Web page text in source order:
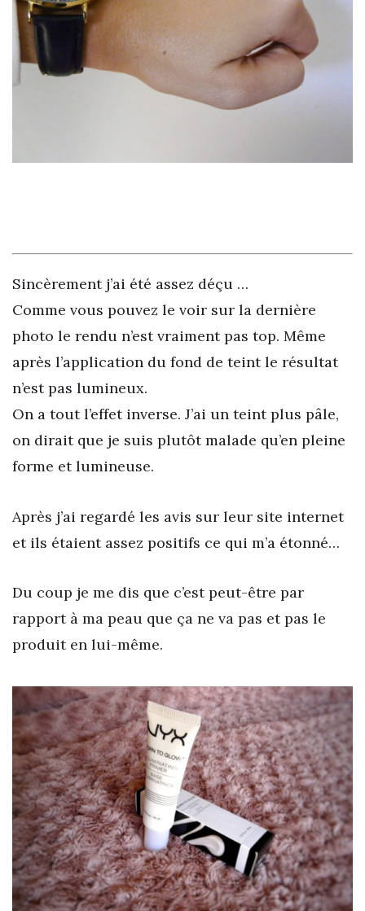
Sincèrement j’ai été assez déçu …
Comme vous pouvez le voir sur la dernière
photo le rendu n’est vraiment pas top. Même
après l’application du fond de teint le résultat
n’est pas lumineux.
On a tout l’effet inverse. J’ai un teint plus pâle,
on dirait que je suis plutôt malade qu’en pleine
forme et lumineuse.
Après j’ai regardé les avis sur leur site internet
et ils étaient assez positifs ce qui m’a étonné…
Du coup je me dis que c’est peut-être par
rapport à ma peau que ça ne va pas et pas le
produit en lui-même.